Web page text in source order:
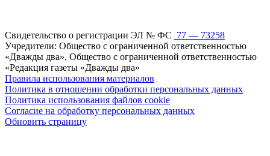
Свидетельство о регистрации ЭЛ № ФС 77 — 73258
Учредители: Общество с ограниченной ответственностью
«Дважды два», Общество с ограниченной ответственностью
«Редакция газеты «Дважды два»
Правила использования материалов
Политика в отношении обработки персональных данных
Политика использования файлов cookie
Согласие на обработку персональных данных
Обновить страницу